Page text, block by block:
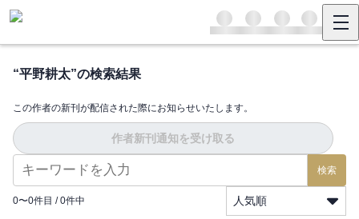
“平野耕太”の検索結果
この作者の新刊が配信された際にお知らせいたします。
作者新刊通知を受け取る
検索
0〜0件目 / 0件中 人気順